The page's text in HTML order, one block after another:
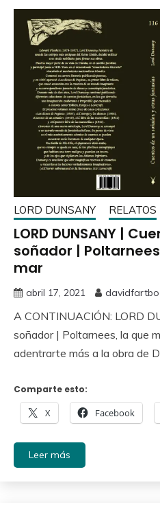
LORD DUNSANY RELATOS
LORD DUNSANY |
soñador |
mar
abril 17, 2021
A CONTINUACIÓN: LORD
soñador | Poltarnees, la que
adentrarte más a la obra de
Comparte esto:
X Facebook
Leer más